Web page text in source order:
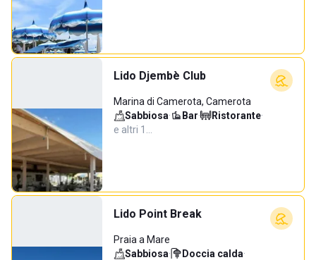
Lido Djembè Club
Marina di Camerota, Camerota
Sabbiosa· Bar· Ristorante·
e altri 1…
Lido Point Break
Praia a Mare
Sabbiosa· Doccia calda·